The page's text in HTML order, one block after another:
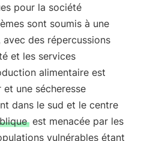
pour la société
sont soumis à une
des répercussions
et les services
alimentaire est
et une sécheresse
dans le sud et le centre
est menacée par les
vulnérables étant